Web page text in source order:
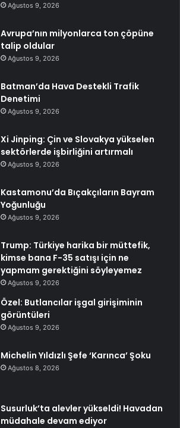
Ağustos 9, 2026
Avrupa’nın milyonlarca ton çöpüne
talip oldular
Ağustos 9, 2026
Batman’da Hava Destekli Trafik
Denetimi
Ağustos 9, 2026
Xi Jinping: Çin ve Slovakya yükselen
sektörlerde işbirliğini artırmalı
Ağustos 9, 2026
Kastamonu’da Bıçakçıların Bayram
Yoğunluğu
Ağustos 9, 2026
Trump: Türkiye harika bir müttefik,
kimse bana F-35 satışı için ne
yapmam gerektiğini söyleyemez
Ağustos 9, 2026
Özel: Butlancılar işgal girişiminin
görüntüleri
Ağustos 9, 2026
Michelin Yıldızlı Şefe ‘Karınca’ Şoku
Ağustos 8, 2026
Susurluk’ta alevler yükseldi! Havadan
müdahale devam ediyor